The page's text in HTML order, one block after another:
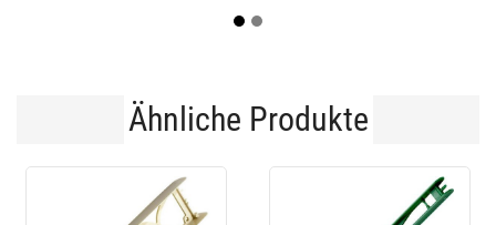
Ähnliche Produkte